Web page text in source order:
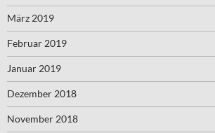
März 2019
Februar 2019
Januar 2019
Dezember 2018
November 2018